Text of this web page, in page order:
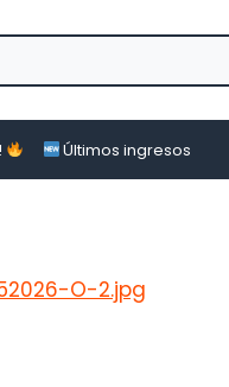
Últimos ingresos